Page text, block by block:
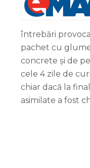
întrebări
pachet cu
concrete și de
cele 4 zile de
chiar dacă la
asimilate a fost